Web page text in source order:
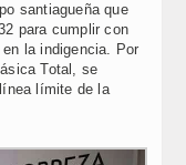
santiagueña que
para cumplir con
la indigencia. Por
Total, se
límite de la